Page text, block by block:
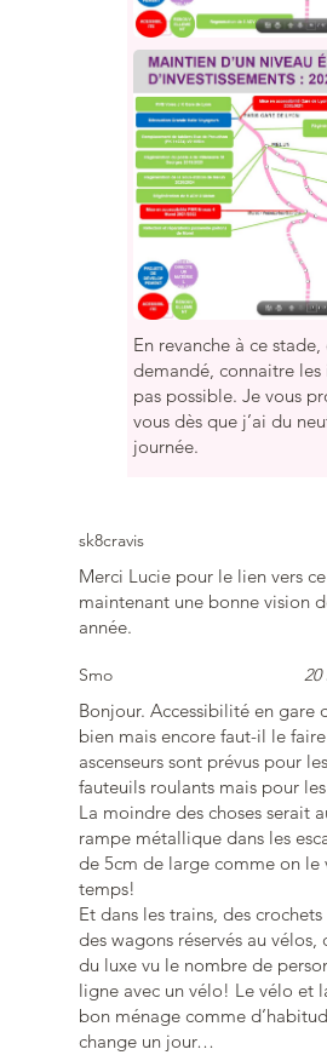
En revanche à ce
demandé, connaitre les
pas possible. Je vous
vous dès que j’ai du
journée.
sk8cravis
Merci Lucie pour le lien vers
maintenant une bonne vision
année.
Smo 20
Bonjour. Accessibilité en gare
bien mais encore faut-il le
ascenseurs sont prévus pour
fauteuils roulants mais pour
La moindre des choses serait
rampe métallique dans les
de 5cm de large comme on le
temps!
Et dans les trains, des
des wagons réservés au vélos,
du luxe vu le nombre de
ligne avec un vélo! Le vélo et
bon ménage comme
change un jour…